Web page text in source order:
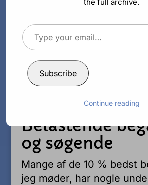
bestandigt
søgende
af Ann C. Schødt 22. okt 2025
Belastende
og søgende
Mange af de 10 % bedst
jeg møder, har nogle
the full archive.
Type
your
email…
Subscribe
Continue reading